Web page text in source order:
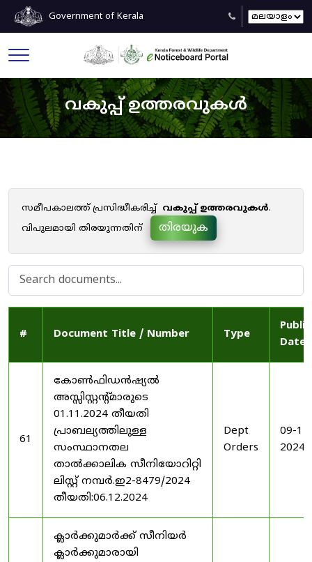
Government of Kerala
വകുപ്പ് ഉത്തരവുകൾ
സമീപകാലത്ത് പ്രസിദ്ധീകരിച്ച് വകുപ്പ് ഉത്തരവുകൾ.
വിപുലമായി തിരയുന്നതിന്
തിരയുക
# Document Title / Number Type
Date
61
കോൺഫിഡൻഷ്യൽ
അസ്സിസ്റ്റന്റ്മാരുടെ
01.11.2024 തീയതി
പ്രാബല്യത്തിലുള്ള
സംസ്ഥാനതല
താൽക്കാലിക സീനിയോറിറ്റി
ലിസ്റ്റ് നമ്പർ.ഇ2-8479/2024
തീയതി:06.12.2024
Dept
Orders
09-
2024
ക്ലാർക്കുമാർക്ക് സീനിയർ
ക്ലാർക്കുമാരായി